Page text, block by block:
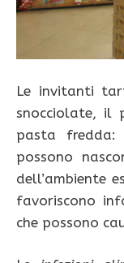
Le invitanti
snocciolate, il
pasta
possono
dell’ambiente
favoriscono
che possono